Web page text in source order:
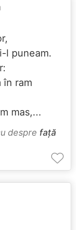
l puneam.
în ram
mas,...
despre față